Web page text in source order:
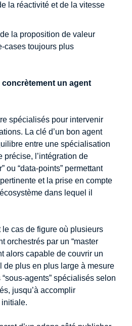
la réactivité et de la vitesse
la proposition de valeur
cases toujours plus
un agent
spécialisés pour intervenir
La clé d’un bon agent
entre une spécialisation
précise, l’intégration de
ou “data-points” permettant
et la prise en compte
dans lequel il
le cas de figure où plusieurs
orchestrés par un “master
alors capable de couvrir un
de plus en plus large à mesure
agents” spécialisés selon
jusqu’à accomplir